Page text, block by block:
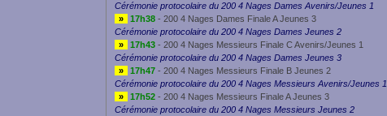
Cérémonie protocolaire du 200 4 Nages Dames Avenirs/Jeunes 1
»
17h38 - 200 4 Nages Dames Finale A Jeunes 3
Cérémonie protocolaire du 200 4 Nages Dames Jeunes 2
»
17h43 - 200 4 Nages Messieurs Finale C Avenirs/Jeunes 1
Cérémonie protocolaire du 200 4 Nages Dames Jeunes 3
»
17h47 - 200 4 Nages Messieurs Finale B Jeunes 2
Cérémonie protocolaire du 200 4 Nages Messieurs Avenirs/Jeunes 1
»
17h52 - 200 4 Nages Messieurs Finale A Jeunes 3
Cérémonie protocolaire du 200 4 Nages Messieurs Jeunes 2